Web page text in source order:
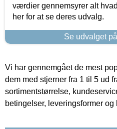
værdier gennemsyrer alt
her for at se deres udvalg.
Se udvalget
Vi har gennemgået de mest
dem med stjerner fra 1 til 5 ud
sortimentstørrelse,
betingelser, leveringsformer